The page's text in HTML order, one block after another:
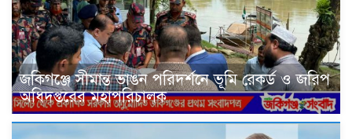
জকিগঞ্জে সীমান্ত ভাঙন পরিদর্শনে ভূমি রেকর্ড ও জরিপ
অধিদপ্তরের মহাপরিচালক